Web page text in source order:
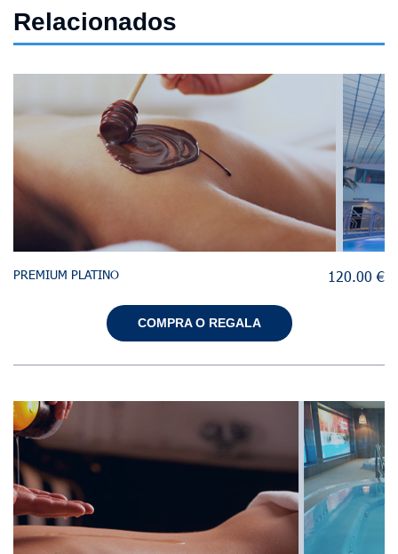
Relacionados
PREMIUM PLATINO 120.00 €
COMPRA O REGALA